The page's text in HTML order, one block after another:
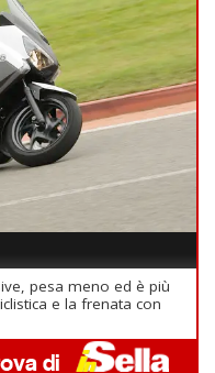
pesa meno ed è più
e la frenata con